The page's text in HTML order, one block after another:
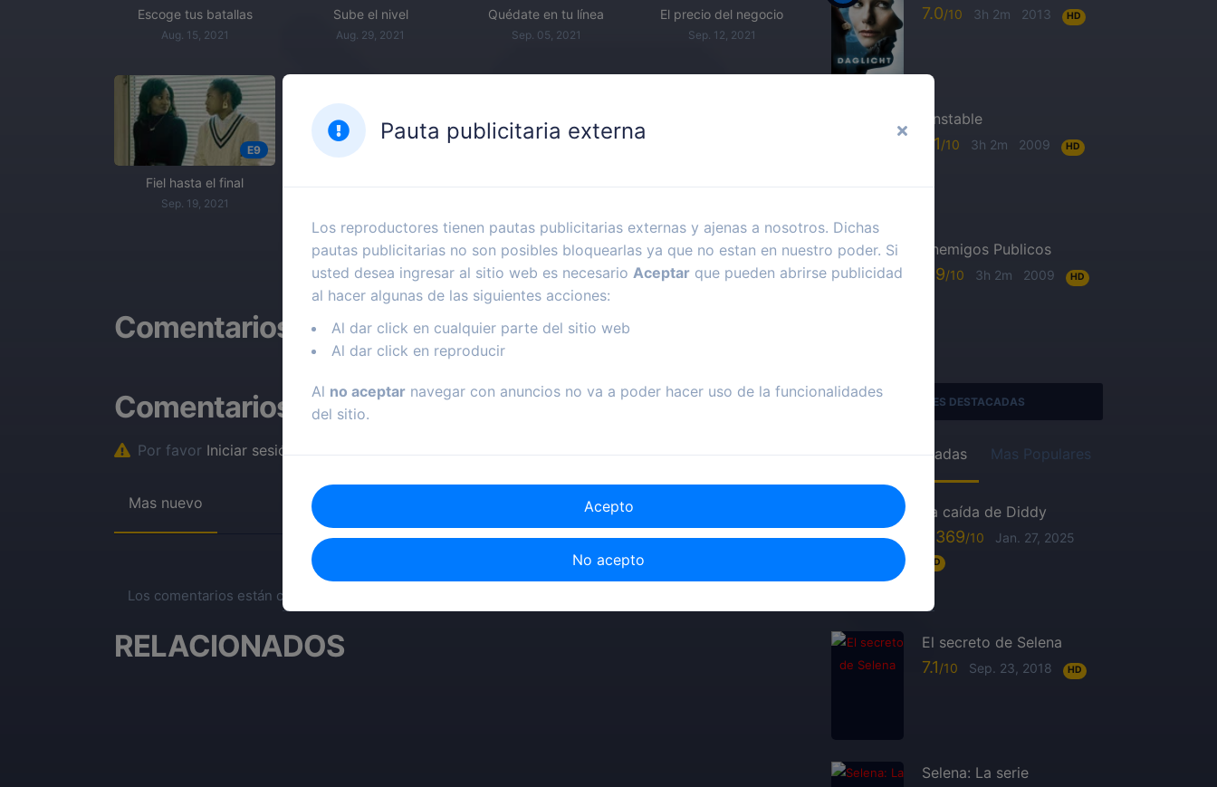
Escoge tus batallas
Aug. 15, 2021
Sube el nivel
Aug. 29, 2021
Quédate en tu línea
Sep. 05, 2021
El precio del negocio
Sep. 12, 2021
E9
Fiel hasta el final
Sep. 19, 2021
Comentarios
Comentarios
Por favor Iniciar sesión
Mas nuevo
Los comentarios están cerrados.
RELACIONADOS
7.0 3h 2m 2013 HD
Unstable
6.1 3h 2m 2009 HD
Enemigos Publicos
6.9 3h 2m 2009 HD
SERIES DESTACADAS
Recién Agregadas Mas Populares
La caída de Diddy
6.369 Jan. 27, 2025
HD
El secreto de Selena
7.1 Sep. 23, 2018 HD
Selena: La serie
Pauta publicitaria externa
Los reproductores tienen pautas publicitarias externas y ajenas a nosotros. Dichas
pautas publicitarias no son posibles bloquearlas ya que no estan en nuestro poder. Si
usted desea ingresar al sitio web es necesario Aceptar que pueden abrirse publicidad
al hacer algunas de las siguientes acciones:
Al dar click en cualquier parte del sitio web
Al dar click en reproducir
Al no aceptar navegar con anuncios no va a poder hacer uso de la funcionalidades
del sitio.
Acepto
No acepto